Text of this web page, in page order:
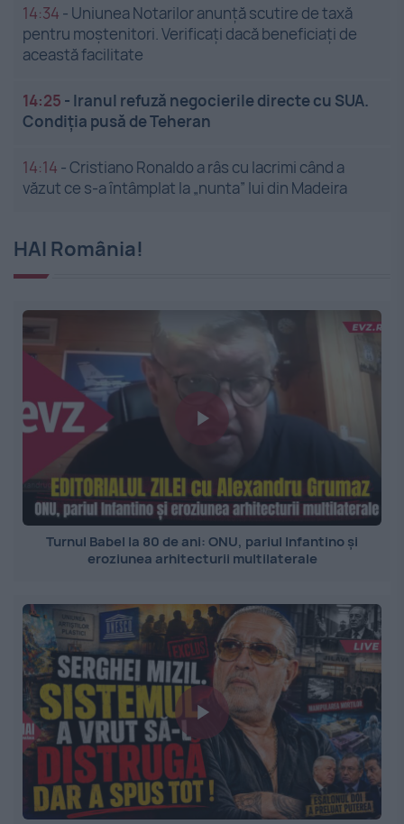
14:34 - Uniunea Notarilor anunță scutire de taxă
pentru moștenitori. Verificați dacă beneficiați de
această facilitate
14:25 - Iranul refuză negocierile directe cu SUA.
Condiția pusă de Teheran
14:14 -Cristiano Ronaldo a râs cu lacrimi când a
văzut ce s-a întâmplat la „nunta” lui din Madeira
HAI România!
Turnul Babel la 80 de ani: ONU, pariul Infantino și
eroziunea arhitecturii multilaterale